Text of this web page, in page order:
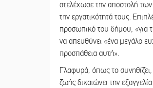
στελέχωσε την αποστολή
την εργατικότητά τους.
προσωπικό του δήμου, «για
να απευθύνει «ένα μεγάλο
προσπάθεια αυτή».
Γλαφυρά, όπως το
ζωής δικαιώνει την